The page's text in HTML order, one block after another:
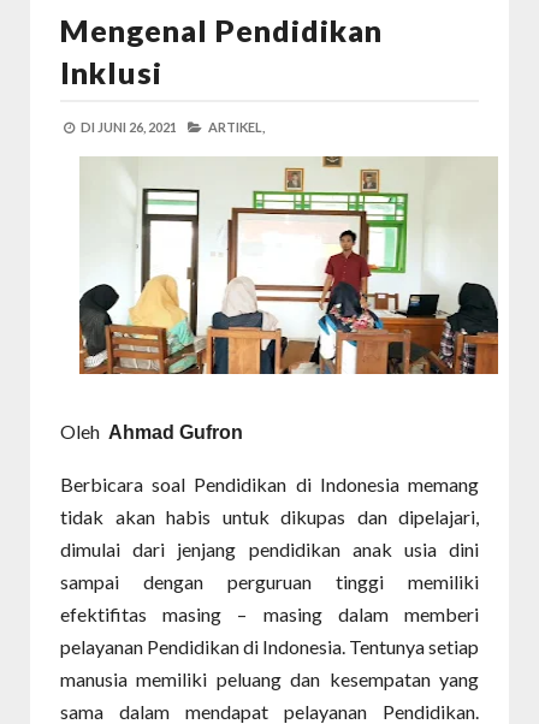
Mengenal Pendidikan
Inklusi
DI JUNI 26, 2021 ARTIKEL,
Oleh Ahmad Gufron
Berbicara soal Pendidikan di Indonesia memang
tidak akan habis untuk dikupas dan dipelajari,
dimulai dari jenjang pendidikan anak usia dini
sampai dengan perguruan tinggi memiliki
efektifitas masing – masing dalam memberi
pelayanan Pendidikan di Indonesia. Tentunya setiap
manusia memiliki peluang dan kesempatan yang
sama dalam mendapat pelayanan Pendidikan.